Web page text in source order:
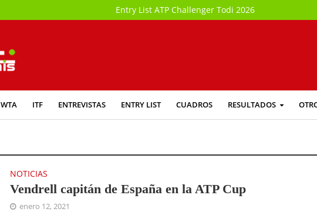
Entry List ATP Challenger Todi 2026
WTA ITF ENTREVISTAS ENTRY LIST CUADROS RESULTADOS
NOTICIAS
Vendrell capitán de España en la ATP Cup
enero 12, 2021